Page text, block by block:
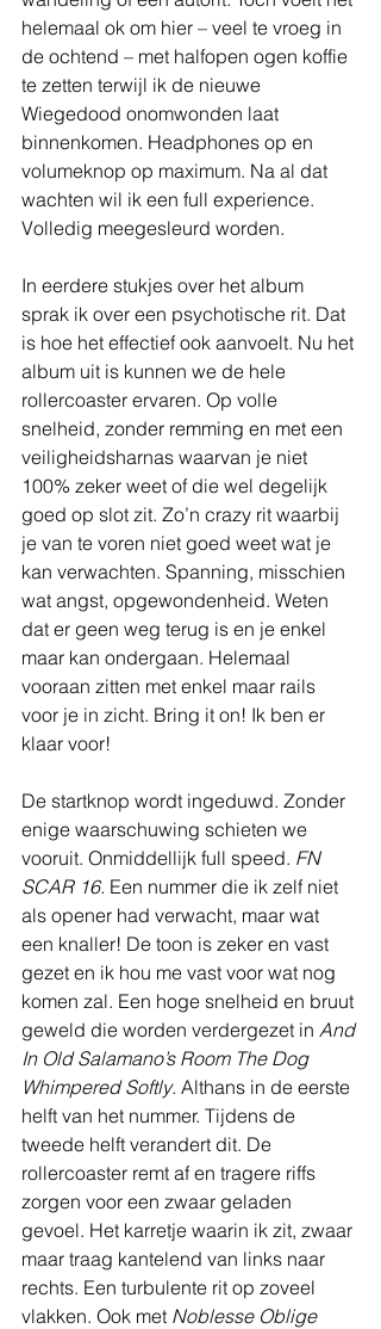
helemaal ok om hier – veel te vroeg in
de ochtend – met halfopen ogen koffie
te zetten terwijl ik de nieuwe
Wiegedood onomwonden laat
binnenkomen. Headphones op en
volumeknop op maximum. Na al dat
wachten wil ik een full experience.
Volledig meegesleurd worden.
In eerdere stukjes over het album
sprak ik over een psychotische rit. Dat
is hoe het effectief ook aanvoelt. Nu het
album uit is kunnen we de hele
rollercoaster ervaren. Op volle
snelheid, zonder remming en met een
veiligheidsharnas waarvan je niet
100% zeker weet of die wel degelijk
goed op slot zit. Zo’n crazy rit waarbij
je van te voren niet goed weet wat je
kan verwachten. Spanning, misschien
wat angst, opgewondenheid. Weten
dat er geen weg terug is en je enkel
maar kan ondergaan. Helemaal
vooraan zitten met enkel maar rails
voor je in zicht. Bring it on! Ik ben er
klaar voor!
De startknop wordt ingeduwd. Zonder
enige waarschuwing schieten we
vooruit. Onmiddellijk full speed. FN
SCAR 16. Een nummer die ik zelf niet
als opener had verwacht, maar wat
een knaller! De toon is zeker en vast
gezet en ik hou me vast voor wat nog
komen zal. Een hoge snelheid en bruut
geweld die worden verdergezet in And
In Old Salamano’s Room The Dog
Whimpered Softly. Althans in de eerste
helft van het nummer. Tijdens de
tweede helft verandert dit. De
rollercoaster remt af en tragere riffs
zorgen voor een zwaar geladen
gevoel. Het karretje waarin ik zit, zwaar
maar traag kantelend van links naar
rechts. Een turbulente rit op zoveel
vlakken. Ook met Noblesse Oblige